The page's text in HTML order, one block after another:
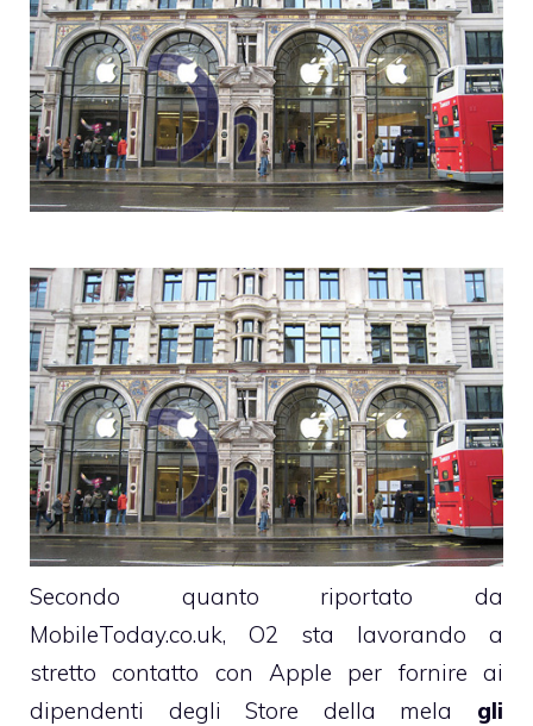
Secondo quanto riportato da
MobileToday.co.uk, O2 sta lavorando a
stretto contatto con Apple per fornire ai
dipendenti degli Store della mela gli